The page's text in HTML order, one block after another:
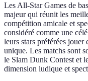
Les All-Star Games de
majeur qui réunit les
compétition amicale et
considéré comme une
leurs stars préférées
unique. Les matchs sont
le Slam Dunk Contest et
dimension ludique et